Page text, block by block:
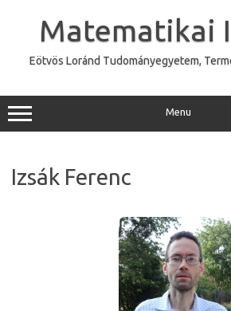
Matematikai
Eötvös Loránd Tudományegyetem,
Menu
Izsák Ferenc